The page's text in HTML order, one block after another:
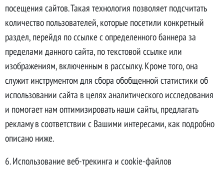
посещения сайтов. Такая технология позволяет подсчитать
количество пользователей, которые посетили конкретный
раздел, перейдя по ссылке с определенного баннера за
пределами данного сайта, по текстовой ссылке или
изображениям, включенным в рассылку. Кроме того, она
служит инструментом для сбора обобщенной статистики об
использовании сайта в целях аналитического исследования
и помогает нам оптимизировать наши сайты, предлагать
рекламу в соответствии с Вашими интересами, как подробно
описано ниже.
6. Использование веб-трекинга и cookie-файлов